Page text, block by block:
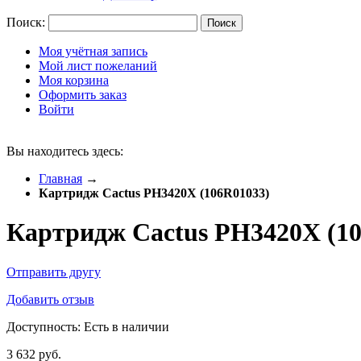
Поиск: Поиск
Моя учётная запись
Мой лист пожеланий
Моя корзина
Оформить заказ
Войти
Вы находитесь здесь:
Главная →
Картридж Cactus PH3420X (106R01033)
Картридж Cactus PH3420X
Отправить другу
Добавить отзыв
Доступность: Есть в наличии
3 632 руб.